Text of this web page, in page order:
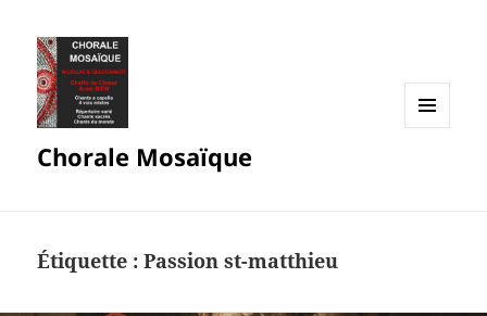
Chorale Mosaïque
Étiquette :Passion st-matthieu